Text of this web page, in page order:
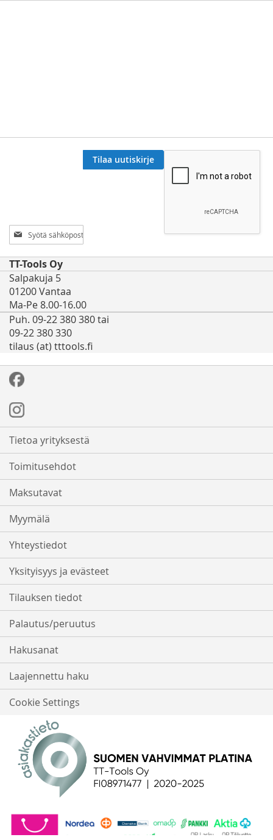
Tilaa
uutiskirjeemme:
Tilaa uutiskirje
TT-Tools Oy
Salpakuja 5
01200 Vantaa
Ma-Pe 8.00-16.00
Puh. 09-22 380 380 tai
09-22 380 330
tilaus (at) tttools.fi
Tietoa yrityksestä
Toimitusehdot
Maksutavat
Myymälä
Yhteystiedot
Yksityisyys ja evästeet
Tilauksen tiedot
Palautus/peruutus
Hakusanat
Laajennettu haku
Cookie Settings